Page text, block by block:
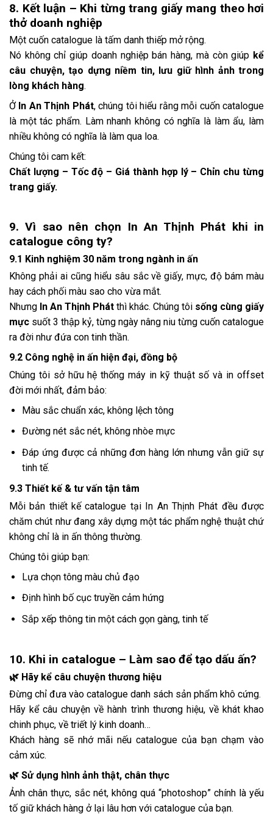
8. Kết luận – Khi từng trang giấy mang theo hơi
thở doanh nghiệp
Một cuốn catalogue là tấm danh thiếp mở rộng.
Nó không chỉ giúp doanh nghiệp bán hàng, mà còn giúp kể
câu chuyện, tạo dựng niềm tin, lưu giữ hình ảnh trong
lòng khách hàng.
Ở In An Thịnh Phát, chúng tôi hiểu rằng mỗi cuốn catalogue
là một tác phẩm. Làm nhanh không có nghĩa là làm ẩu, làm
nhiều không có nghĩa là làm qua loa.
Chúng tôi cam kết:
Chất lượng – Tốc độ – Giá thành hợp lý – Chỉn chu từng
trang giấy.
9. Vì sao nên chọn In An Thịnh Phát khi in
catalogue công ty?
9.1 Kinh nghiệm 30 năm trong ngành in ấn
Không phải ai cũng hiểu sâu sắc về giấy, mực, độ bám màu
hay cách phối màu sao cho vừa mắt.
Nhưng In An Thịnh Phát thì khác. Chúng tôi sống cùng giấy
mực suốt 3 thập kỷ, từng ngày nâng niu từng cuốn catalogue
ra đời như đứa con tinh thần.
9.2 Công nghệ in ấn hiện đại, đồng bộ
Chúng tôi sở hữu hệ thống máy in kỹ thuật số và in offset
đời mới nhất, đảm bảo:
Màu sắc chuẩn xác, không lệch tông
Đường nét sắc nét, không nhòe mực
Đáp ứng được cả những đơn hàng lớn nhưng vẫn giữ sự
tinh tế.
9.3 Thiết kế & tư vấn tận tâm
Mỗi bản thiết kế catalogue tại In An Thịnh Phát đều được
chăm chút như đang xây dựng một tác phẩm nghệ thuật chứ
không chỉ là in ấn thông thường.
Chúng tôi giúp bạn:
Lựa chọn tông màu chủ đạo
Định hình bố cục truyền cảm hứng
Sắp xếp thông tin một cách gọn gàng, tinh tế
10. Khi in catalogue – Làm sao để tạo dấu ấn?
🌿 Hãy kể câu chuyện thương hiệu
Đừng chỉ đưa vào catalogue danh sách sản phẩm khô cứng.
Hãy kể câu chuyện về hành trình thương hiệu, về khát khao
chinh phục, về triết lý kinh doanh…
Khách hàng sẽ nhớ mãi nếu catalogue của bạn chạm vào
cảm xúc.
🌿 Sử dụng hình ảnh thật, chân thực
Ảnh chân thực, sắc nét, không quá “photoshop” chính là yếu
tố giữ khách hàng ở lại lâu hơn với catalogue của bạn.